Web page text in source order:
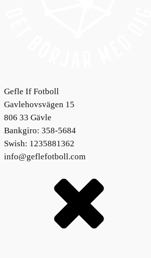
Gefle If Fotboll
Gavlehovsvägen 15
806 33 Gävle
Bankgiro: 358-5684
Swish: 1235881362
info@geflefotboll.com